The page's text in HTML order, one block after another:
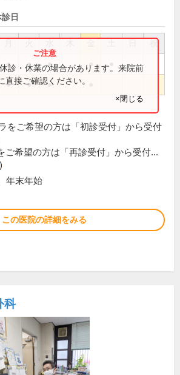
日
祝
● ● ● ●
● ● ●
診・休業の場合があります。来院前
直接ご確認ください。
×閉じる
をご希望の方は「初診受付」から受付
ご希望の方は「再診受付」から受付...
)
年末年始
この医院の詳細をみる
科